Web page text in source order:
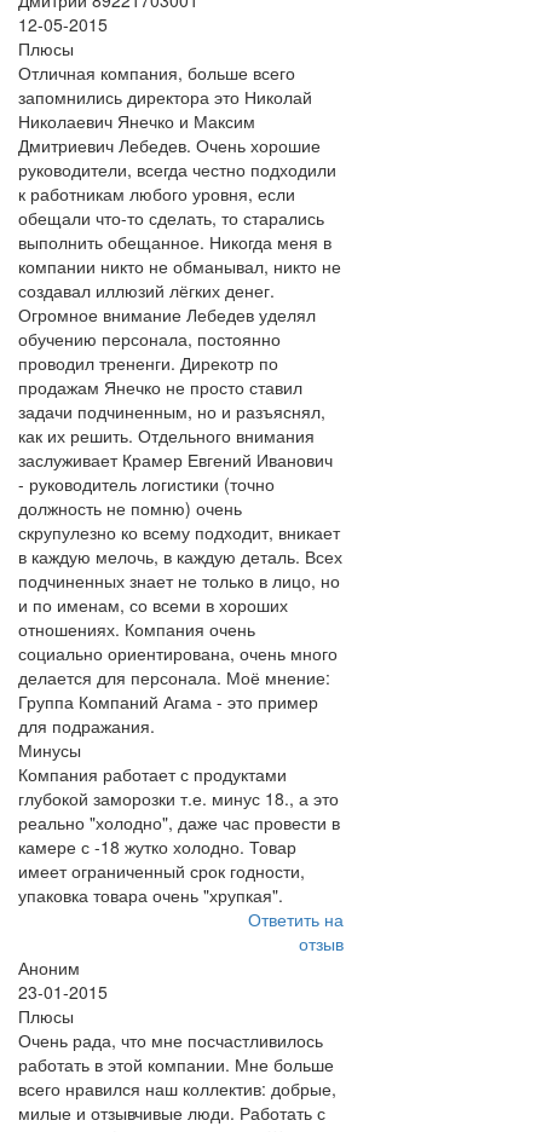
12-05-2015
Плюсы
Отличная компания, больше всего
запомнились директора это Николай
Николаевич Янечко и Максим
Дмитриевич Лебедев. Очень хорошие
руководители, всегда честно подходили
к работникам любого уровня, если
обещали что-то сделать, то старались
выполнить обещанное. Никогда меня в
компании никто не обманывал, никто не
создавал иллюзий лёгких денег.
Огромное внимание Лебедев уделял
обучению персонала, постоянно
проводил трененги. Дирекотр по
продажам Янечко не просто ставил
задачи подчиненным, но и разъяснял,
как их решить. Отдельного внимания
заслуживает Крамер Евгений Иванович
- руководитель логистики (точно
должность не помню) очень
скрупулезно ко всему подходит, вникает
в каждую мелочь, в каждую деталь. Всех
подчиненных знает не только в лицо, но
и по именам, со всеми в хороших
отношениях. Компания очень
социально ориентирована, очень много
делается для персонала. Моё мнение:
Группа Компаний Агама - это пример
для подражания.
Минусы
Компания работает с продуктами
глубокой заморозки т.е. минус 18., а это
реально "холодно", даже час провести в
камере с -18 жутко холодно. Товар
имеет ограниченный срок годности,
упаковка товара очень "хрупкая".
Ответить на
отзыв
Аноним
23-01-2015
Плюсы
Очень рада, что мне посчастливилось
работать в этой компании. Мне больше
всего нравился наш коллектив: добрые,
милые и отзывчивые люди. Работать с